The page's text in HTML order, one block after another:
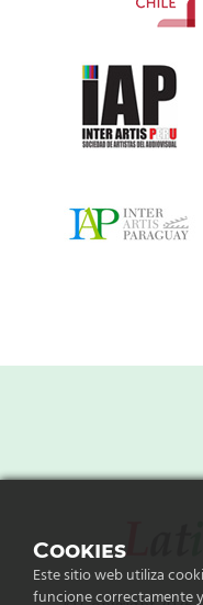
Cookies
Este sitio web utiliza
funcione correctamente